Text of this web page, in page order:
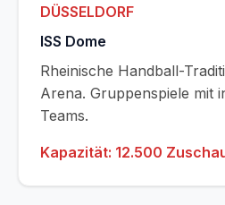
DÜSSELDORF
ISS Dome
Rheinische Handball-
Arena. Gruppenspiele mit
Teams.
Kapazität: 12.500